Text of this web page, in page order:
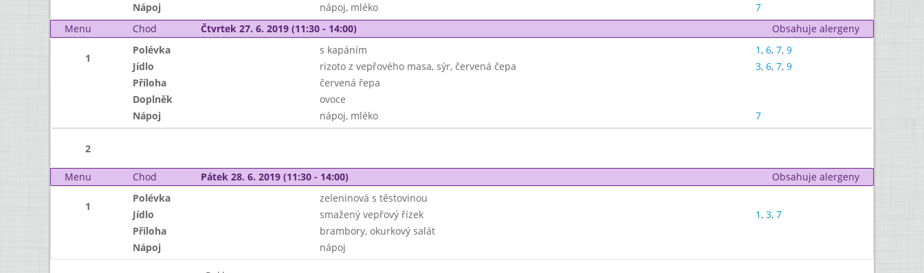
Nápoj
nápoj, mléko
7
Menu
Chod Čtvrtek 27. 6. 2019 (11:30 - 14:00) Obsahuje alergeny
1
Polévka s kapáním 1, 6, 7, 9
Jídlo
rizoto z vepřového masa, sýr, červená čepa 3, 6, 7, 9
Příloha
červená řepa
Doplněk
ovoce
Nápoj
nápoj, mléko 7
2
Menu Chod Pátek 28. 6. 2019 (11:30 - 14:00) Obsahuje alergeny
1
Polévka
zeleninová s těstovinou
Jídlo
smažený vepřový řízek 1, 3, 7
Příloha
brambory, okurkový salát
Nápoj
nápoj